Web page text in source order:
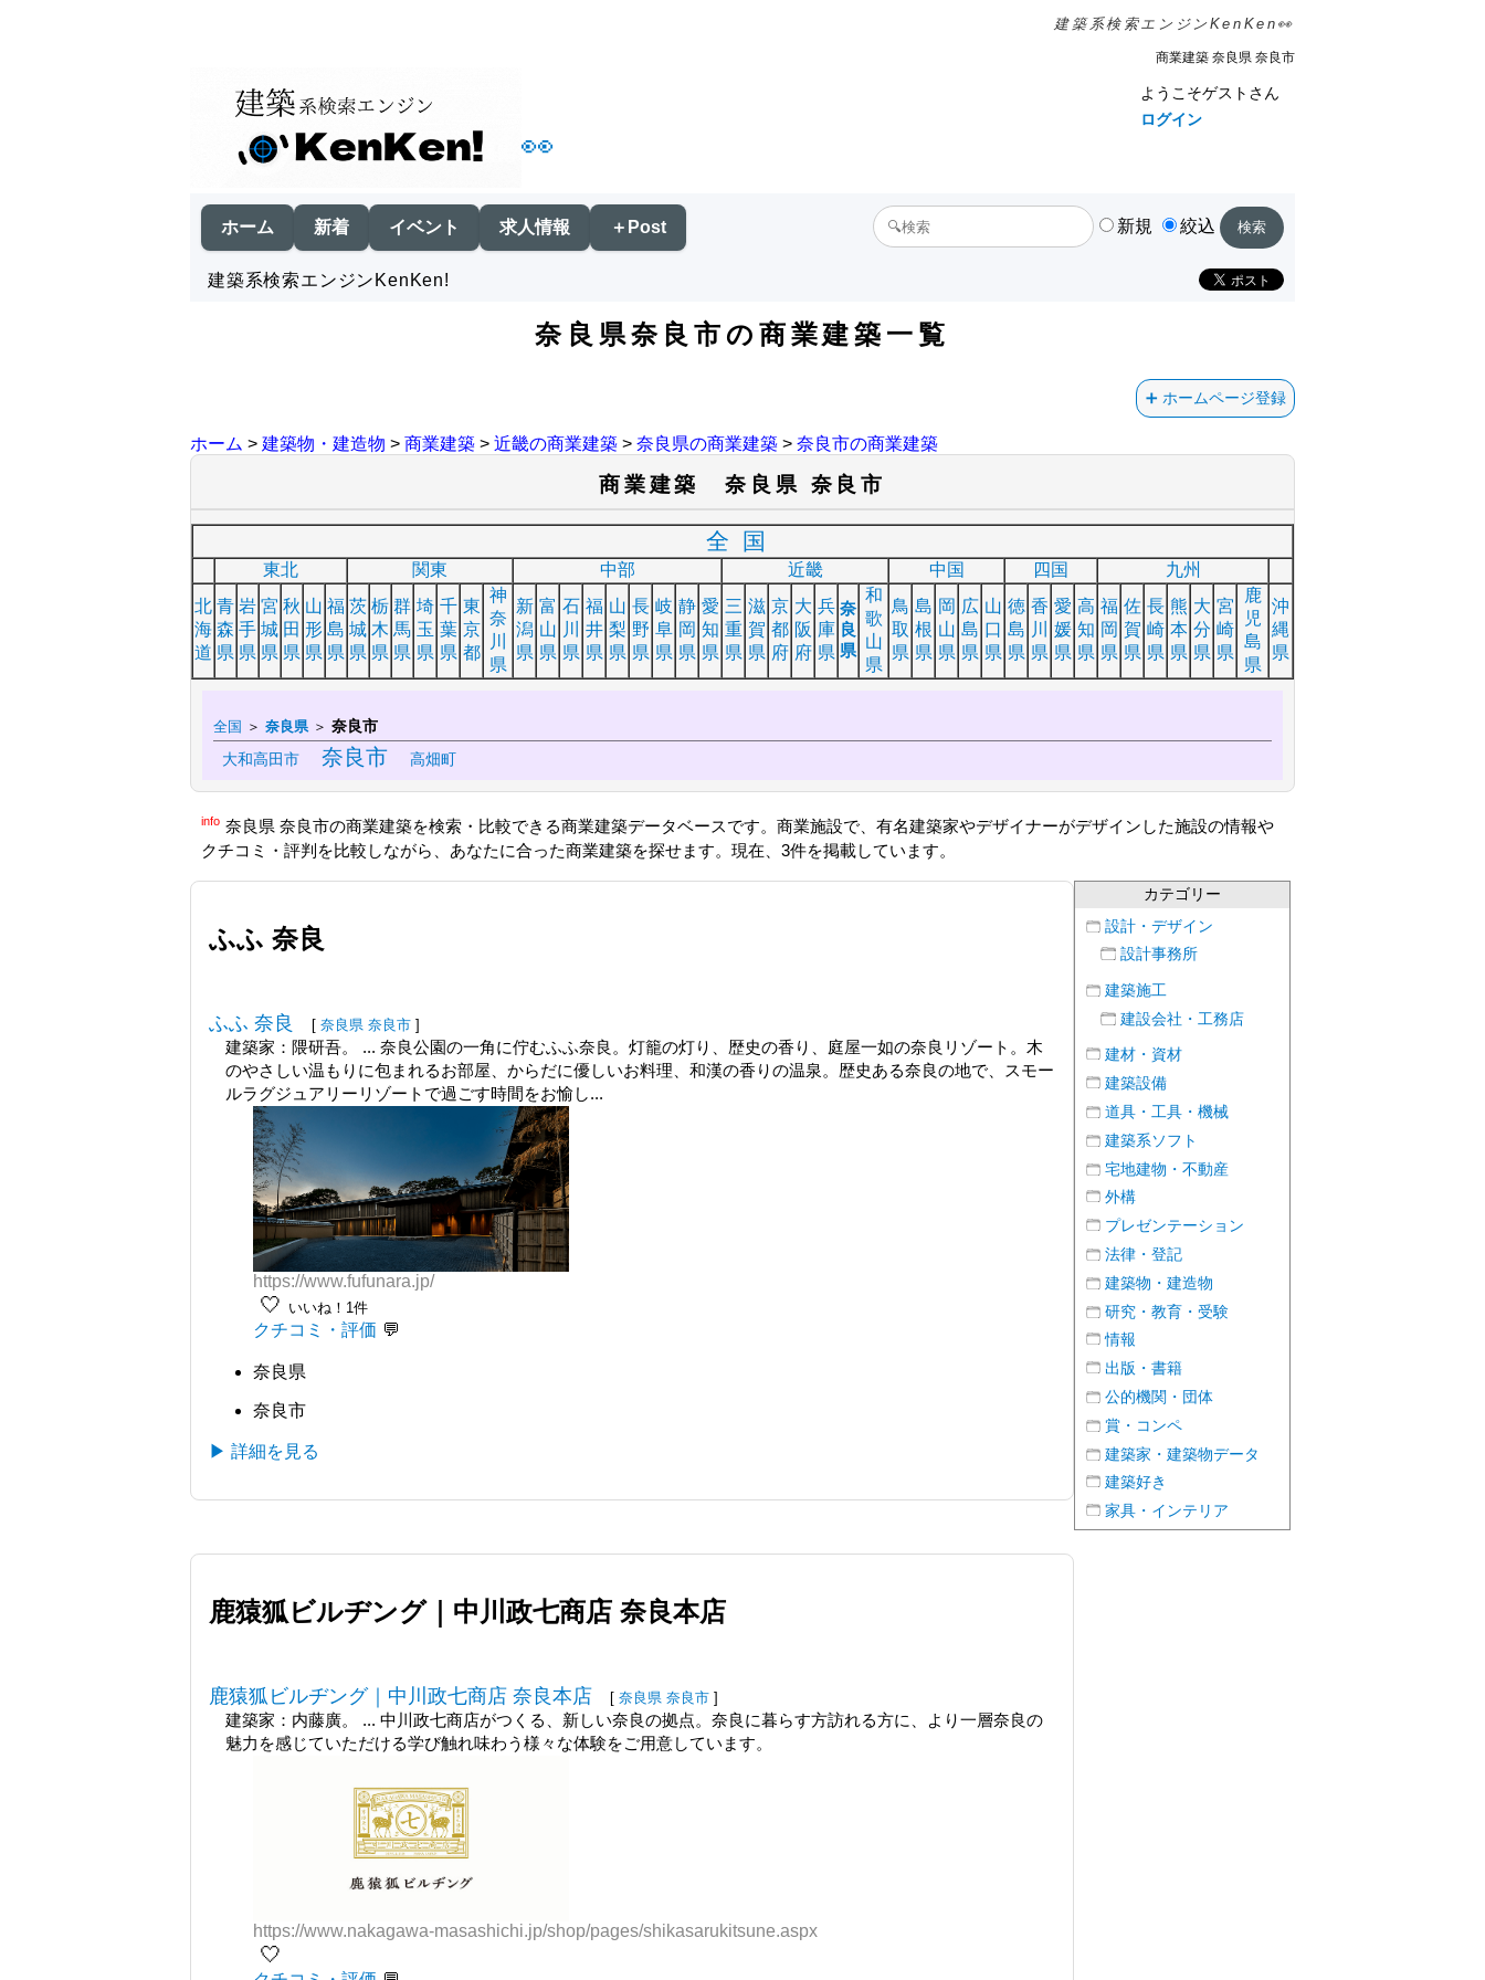
建築系検索エンジンKenKen👀
商業建築 奈良県 奈良市
👀
ようこそゲストさん
ログイン
ホーム 新着 イベント 求人情報 ＋Post 新規 絞込
建築系検索エンジンKenKen!
奈良県奈良市の商業建築一覧
ホームページ登録
ホーム > 建築物・建造物 > 商業建築 > 近畿の商業建築 > 奈良県の商業建築 > 奈良市の商業建築
商業建築 奈良県 奈良市
全国
東北 関東 中部 近畿 中国 四国
九州
北
海
道
青
森
県
岩
手
県
宮
城
県
秋
田
県
山
形
県
福
島
県
茨
城
県
栃
木
県
群
馬
県
埼
玉
県
千
葉
県
東
京
都
神
奈
川
県
新
潟
県
富
山
県
石
川
県
福
井
県
山
梨
県
長
野
県
岐
阜
県
静
岡
県
愛
知
県
三
重
県
滋
賀
県
京
都
府
大
阪
府
兵
庫
県
奈
良
県
和
歌
山
県
鳥
取
県
島
根
県
岡
山
県
広
島
県
山
口
県
徳
島
県
香
川
県
愛
媛
県
高
知
県
福
岡
県
佐
賀
県
長
崎
県
熊
本
県
大
分
県
宮
崎
県
鹿
児
島
県
沖
縄
県
全国 ＞ 奈良県 ＞ 奈良市
大和高田市
奈良市 高畑町
info 奈良県 奈良市の商業建築を検索・比較できる商業建築データベースです。商業施設で、有名建築家やデザイナーがデザインした施設の情報や
クチコミ・評判を比較しながら、あなたに合った商業建築を探せます。現在、3件を掲載しています。
ふふ 奈良
ふふ 奈良 [ 奈良県 奈良市 ]
建築家：隈研吾。 ... 奈良公園の一角に佇むふふ奈良。灯籠の灯り、歴史の香り、庭屋一如の奈良リゾート。木
のやさしい温もりに包まれるお部屋、からだに優しいお料理、和漢の香りの温泉。歴史ある奈良の地で、スモー
ルラグジュアリーリゾートで過ごす時間をお愉し...
https://www.fufunara.jp/
🤍 いいね！1件
クチコミ・評価
奈良県
奈良市
▶ 詳細を見る
鹿猿狐ビルヂング｜中川政七商店 奈良本店
鹿猿狐ビルヂング｜中川政七商店 奈良本店 [ 奈良県 奈良市 ]
建築家：内藤廣。 ... 中川政七商店がつくる、新しい奈良の拠点。奈良に暮らす方訪れる方に、より一層奈良の
魅力を感じていただける学び触れ味わう様々な体験をご用意しています。
https://www.nakagawa-masashichi.jp/shop/pages/shikasarukitsune.aspx
🤍
カテゴリー
設計・デザイン
設計事務所
建築施工
建設会社・工務店
建材・資材
建築設備
道具・工具・機械
建築系ソフト
宅地建物・不動産
外構
プレゼンテーション
法律・登記
建築物・建造物
研究・教育・受験
情報
出版・書籍
公的機関・団体
賞・コンペ
建築家・建築物データ
建築好き
家具・インテリア